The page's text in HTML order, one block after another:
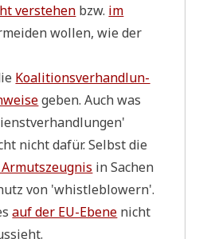
ver­ste­hen bzw. im
wol­len, wie der
Koali­ti­ons­ver­hand­lun­
geben. Auch was
nicht dafür. Selbst die
in Sachen
von 'whist­le­b­lo­wern'.
auf der EU-Ebe­ne nicht